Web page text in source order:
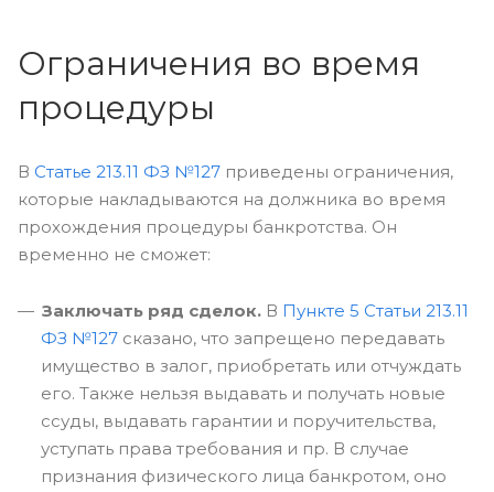
Ограничения во время
процедуры
В Статье 213.11 ФЗ №127 приведены ограничения,
которые накладываются на должника во время
прохождения процедуры банкротства. Он
временно не сможет:
Заключать ряд сделок. В Пункте 5 Статьи 213.11
ФЗ №127 сказано, что запрещено передавать
имущество в залог, приобретать или отчуждать
его. Также нельзя выдавать и получать новые
ссуды, выдавать гарантии и поручительства,
уступать права требования и пр. В случае
признания физического лица банкротом, оно